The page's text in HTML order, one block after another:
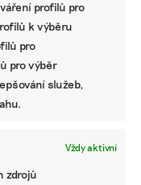
profilů pro
k výběru
pro
pro výběr
služeb,
Vždy aktivní
zdrojů